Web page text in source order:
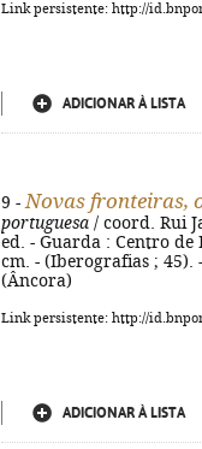
Link persistente: http://
ADICIONAR À LISTA
9 - Novas fronteiras,
portuguesa / coord. Rui
ed. - Guarda : Centro de
cm. - (Iberografias ; 45).
(Âncora)
Link persistente: http://
ADICIONAR À LISTA